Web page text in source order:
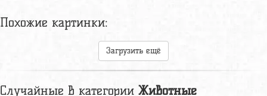
Похожие картинки:
Загрузить ещё
Случайные в категории Животные